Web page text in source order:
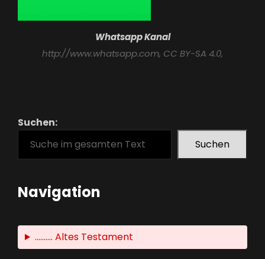
Whatsapp Kanal
http://www.whatsapp.com, CC BY-SA 4.0,
Suchen:
Suchen
Navigation
.......... Altes Testament